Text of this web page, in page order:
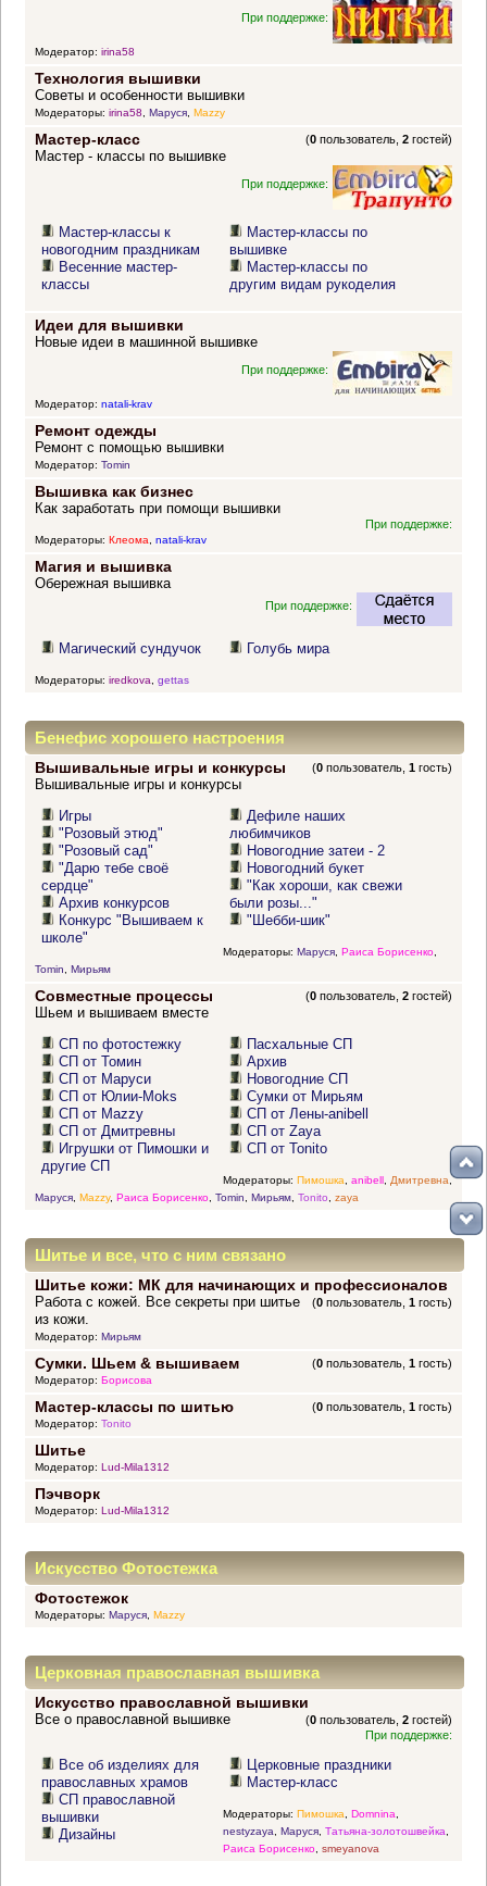
При поддержке:
Модератор: irina58
Технология вышивки
Советы и особенности вышивки
Модераторы: irina58, Маруся, Mazzy
Мастер-класс (0 пользователь,2 гостей)
Мастер - классы по вышивке
При поддержке:
Мастер-классы к
новогодним праздникам
Весенние мастер-
классы
Мастер-классы по
вышивке
Мастер-классы по
другим видам рукоделия
Идеи для вышивки
Новые идеи в машинной вышивке
При поддержке:
Модератор: natali-krav
Ремонт одежды
Ремонт с помощью вышивки
Модератор: Tomin
Вышивка как бизнес
Как заработать при помощи вышивки
При поддержке:
Модераторы: Клеома, natali-krav
Магия и вышивка
Обережная вышивка
При поддержке:
Магический сундучок Голубь мира
Модераторы: iredkova gettas
Бенефис хорошего настроения
Вышивальные игры и конкурсы (0 пользователь,1 гость)
Вышивальные игры и конкурсы
Игры
"Розовый этюд"
"Розовый сад"
"Дарю тебе своё
сердце"
Архив конкурсов
Конкурс "Вышиваем к
школе"
Дефиле наших
любимчиков
Новогодние затеи - 2
Новогодний букет
"Как хороши, как свежи
были розы..."
"Шебби-шик"
Модераторы: Маруся, Раиса Борисенко,
Tomin
Мирьям
Совместные процессы (0 пользователь,2 гостей)
Шьем и вышиваем вместе
СП по фотостежку
СП от Томин
СП от Маруси
СП от Юлии-Moks
СП от Mazzy
СП от Дмитревны
Игрушки от Пимошки и
другие СП
Пасхальные СП
Архив
Новогодние СП
Сумки от Мирьям
СП от Лены-anibell
СП от Zaya
СП от Tonito
Модераторы: Пимошка anibell, Дмитревна ,
Маруся, Mazzy, Раиса Борисенко, Tomin Мирьям, Tonito zaya
Шитье и все, что с ним связано
Шитье кожи: МК для начинающих и профессионалов
(0 пользователь,1 гость)
Работа с кожей. Все секреты при шитье
из кожи.
Модератор: Мирьям
Сумки. Шьем & вышиваем (0 пользователь,1 гость)
Модератор: Борисова
Мастер-классы по шитью (0 пользователь,1 гость)
Модератор: Tonito
Шитье
Модератор: Lud-Mila1312
Пэчворк
Модератор: Lud-Mila1312
Искусство Фотостежка
Фотостежок
Модераторы: Маруся, Mazzy
Церковная православная вышивка
Искусство православной вышивки
(0 пользователь,2 гостей)
Все о православной вышивке
При поддержке:
Все об изделиях для
православных храмов
СП православной
вышивки
Дизайны
Церковные праздники
Мастер-класс
Модераторы: Пимошка Domnina
nestyzaya
Маруся, Татьяна-золотошвейка
Раиса Борисенко, smeyanova